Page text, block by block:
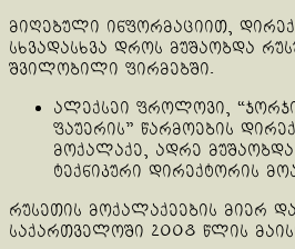
მიღებული ინფორმაციით,
სხვადასხვა დროს მუშაობდა
შვილობილი ფირმებში.
ალექსეი ფროლოვი,
ფაუერის” წარმოების
მოქალაქე, ადრე
ტექნიკური დირექტორის
რუსეთის მოქალაქეების მიერ
საქართველოში 2008 წლის